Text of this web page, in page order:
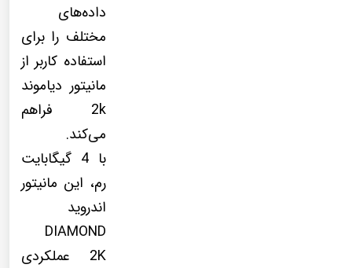
داده‌های
مختلف را برای
استفاده کاربر از
مانیتور دیاموند
2k فراهم
می‌کند.
با 4 گیگابایت
رم، این مانیتور
اندروید
DIAMOND
2K عملکردی